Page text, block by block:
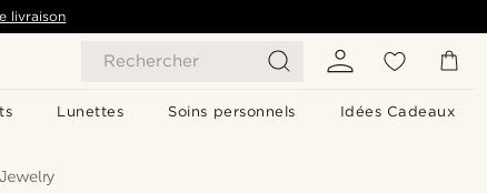
Rechercher
Lunettes Soins personnels Idées Cadeaux
livraison